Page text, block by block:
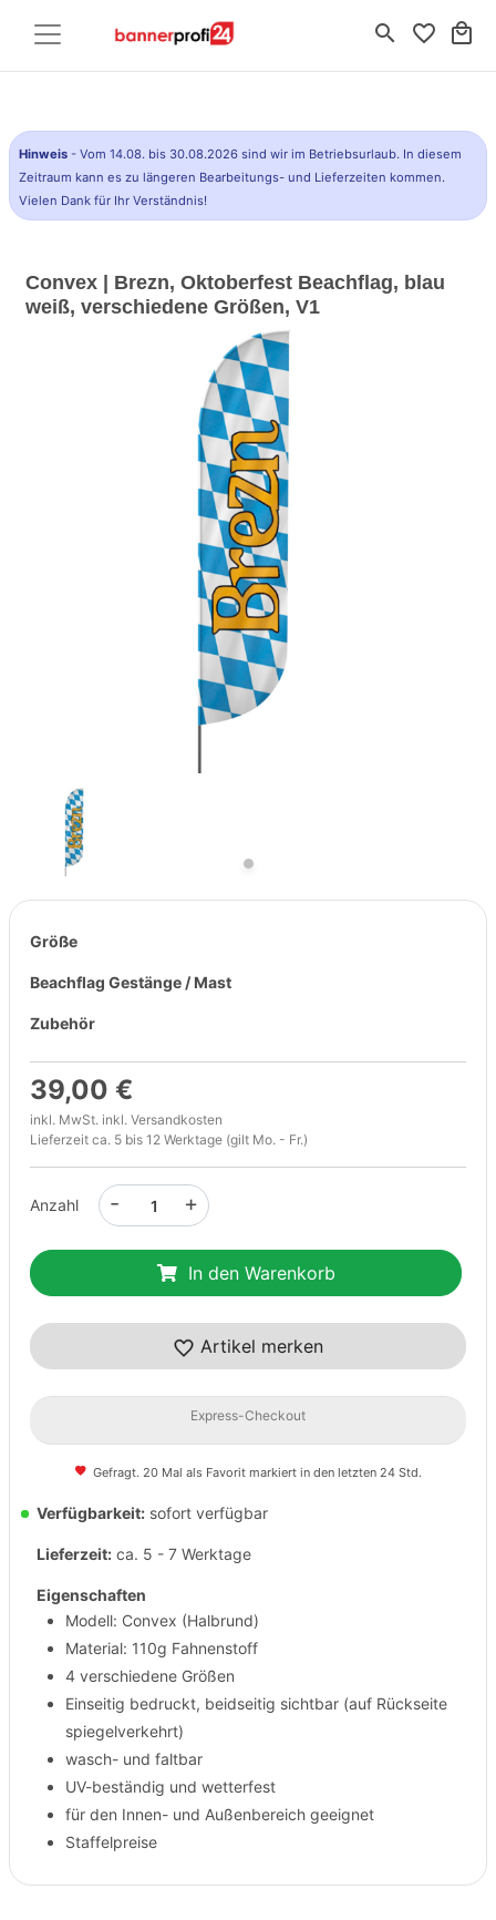
search favorite_border local_mall
Hinweis - Vom 14.08. bis 30.08.2026 sind wir im Betriebsurlaub. In diesem
Zeitraum kann es zu längeren Bearbeitungs- und Lieferzeiten kommen.
Vielen Dank für Ihr Verständnis!
Convex | Brezn, Oktoberfest Beachflag, blau
weiß, verschiedene Größen, V1
Größe
Beachflag Gestänge / Mast
Zubehör
39,00 €
inkl. MwSt. inkl. Versandkosten
Lieferzeit ca. 5 bis 12 Werktage (gilt Mo. - Fr.)
Anzahl +
-
In den Warenkorb
Artikel merken
Express-Checkout
Gefragt. 20 Mal als Favorit markiert in den letzten 24 Std.
Verfügbarkeit: sofort verfügbar
Lieferzeit: ca. 5 - 7 Werktage
Eigenschaften
Modell: Convex (Halbrund)
Material: 110g Fahnenstoff
4 verschiedene Größen
Einseitig bedruckt, beidseitig sichtbar (auf Rückseite
spiegelverkehrt)
wasch- und faltbar
UV-beständig und wetterfest
für den Innen- und Außenbereich geeignet
Staffelpreise